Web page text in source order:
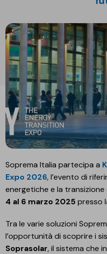
Soprema Italia partecipa a
Expo 2026, l’evento di
energetiche e la
4 al 6 marzo 2025presso
Tra le varie soluzioni
l’opportunità di scoprire i
Soprasolar, il sistema che